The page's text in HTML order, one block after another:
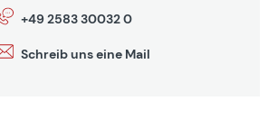
+49 2583 30032 0
Schreib uns eine Mail